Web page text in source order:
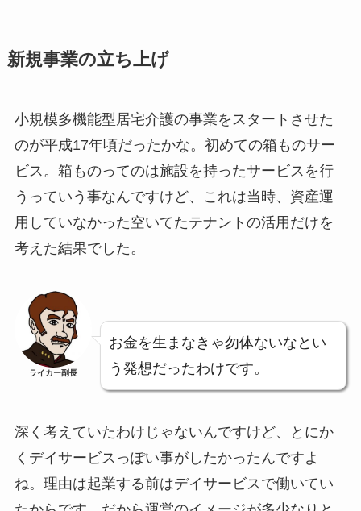
新規事業の立ち上げ
小規模多機能型居宅介護の事業をスタートさせた
のが平成17年頃だったかな。初めての箱ものサー
ビス。箱ものってのは施設を持ったサービスを行
うっていう事なんですけど、これは当時、資産運
用していなかった空いてたテナントの活用だけを
考えた結果でした。
ライカー副長
お金を生まなきゃ勿体ないなとい
う発想だったわけです。
深く考えていたわけじゃないんですけど、とにか
くデイサービスっぽい事がしたかったんですよ
ね。理由は起業する前はデイサービスで働いてい